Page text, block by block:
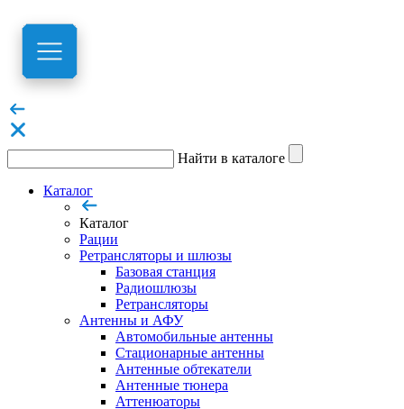
Найти в каталоге
Каталог
Каталог
Рации
Ретрансляторы и шлюзы
Базовая станция
Радиошлюзы
Ретрансляторы
Антенны и АФУ
Автомобильные антенны
Стационарные антенны
Антенные обтекатели
Антенные тюнера
Аттенюаторы